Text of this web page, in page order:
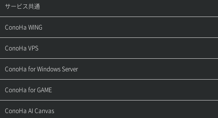
サービス共通
サポートトップ
ご契約・お支払い
用語集
お問い合わせ
ConoHa WING
サポートトップ
ご利用ガイド
お乗り換えガイド
ConoHa VPS
サポートトップ
ご利用ガイド
ConoHa for Windows Server
サポートトップ
ご利用ガイド
ConoHa for GAME
サポートトップ
ConoHa AI Canvas